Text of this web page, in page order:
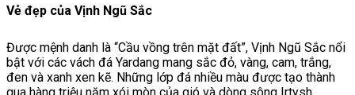
Vẻ đẹp của Vịnh Ngũ Sắc
Được mệnh danh là “Cầu vồng trên mặt đất”, Vịnh Ngũ Sắc nổi
bật với các vách đá Yardang mang sắc đỏ, vàng, cam, trắng,
đen và xanh xen kẽ. Những lớp đá nhiều màu được tạo thành